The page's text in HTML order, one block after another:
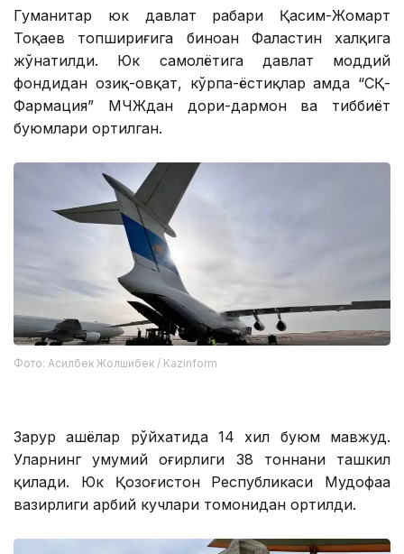
Гуманитар юк давлат раҳбари Қасим-Жомарт
Тоқаев топшириғига биноан Фаластин халқига
жўнатилди. Юк самолётига давлат моддий
фондидан озиқ-овқат, кўрпа-ёстиқлар ҳамда “СҚ-
Фармация” МЧЖдан дори-дармон ва тиббиёт
буюмлари ортилган.
Фото: Асилбек Жолшибек / Kazinform
Зарур ашёлар рўйхатида 14 хил буюм мавжуд.
Уларнинг умумий оғирлиги 38 тоннани ташкил
қилади. Юк Қозоғистон Республикаси Мудофаа
вазирлиги ҳарбий кучлари томонидан ортилди.